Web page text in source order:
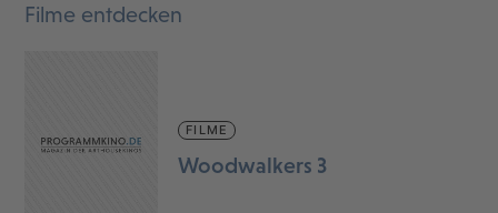
Filme entdecken
FILME
Woodwalkers 3